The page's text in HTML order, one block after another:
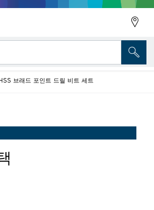
브래드 포인트 드릴 비트 세트
브래드 포인트 드릴 비트 세트